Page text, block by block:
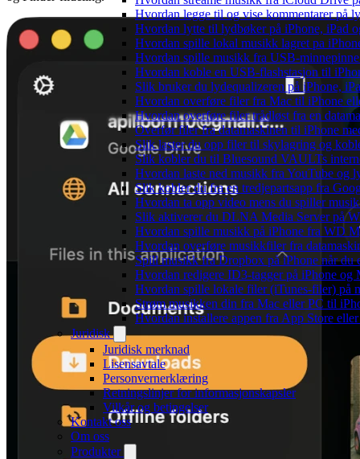
Hvordan legge til og vise kommentarer på
Hvordan lytte til lydbøker på iPhone, iPad
Hvordan spille lokal musikk lagret pa
Hvordan spille musikk fra USB-
Hvordan koble en USB-flashstasjon til
Slik bruker du lydequalizeren på iPhone,
Hvordan overføre filer fra Mac til iPhone
Hvordan overføre filer trådløst fra en
Overfør filer fra datamaskinen til iPhone
Slik laster du opp filer til skylagring og
Slik kobler du til Bluesound VAULTs
Hvordan laste ned musikk fra YouTube og
Slik kobler du fra en tredjepartsapp fra
Hvordan ta opp video mens du spiller
Slik aktiverer du DLNA Media Server på
Hvordan spille musikk på iPhone fra WD
Hvordan overføre musikkfiler fra
Spill musikk fra Dropbox på iPhone når du
Hvordan redigere ID3-tagger på iPhone og
Hvordan spille lokale filer (iTunes-filer) på
Strøm musikken din fra Mac eller PC til
Hvordan installere appen fra App Store
Juridisk
Juridisk merknad
Lisensavtale
Personvernerklæring
Retningslinjer for informasjonskapsler
Vilkår og betingelser
Kontakt oss
Om oss
Produkter